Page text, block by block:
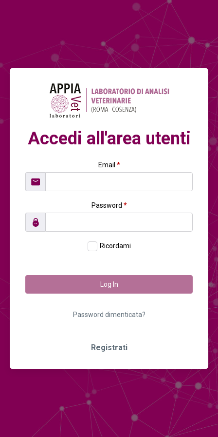
Accedi all'area utenti
Email *
Password *
Ricordami
Log In
Password dimenticata?
Registrati